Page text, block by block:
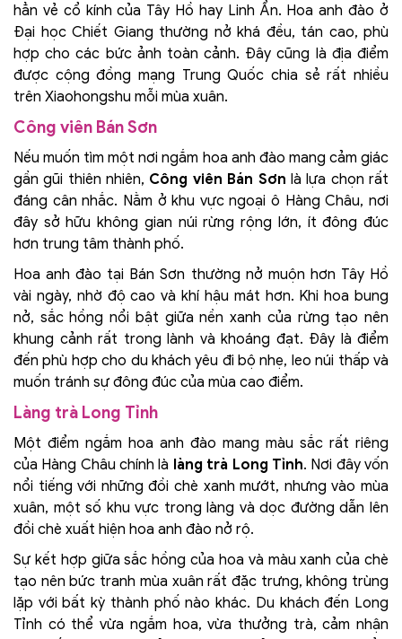
hẳn vẻ cổ kính của Tây Hồ hay Linh Ẩn. Hoa anh đào ở
Đại học Chiết Giang thường nở khá đều, tán cao, phù
hợp cho các bức ảnh toàn cảnh. Đây cũng là địa điểm
được cộng đồng mạng Trung Quốc chia sẻ rất nhiều
trên Xiaohongshu mỗi mùa xuân.
Công viên Bán Sơn
Nếu muốn tìm một nơi ngắm hoa anh đào mang cảm giác
gần gũi thiên nhiên, Công viên Bán Sơn là lựa chọn rất
đáng cân nhắc. Nằm ở khu vực ngoại ô Hàng Châu, nơi
đây sở hữu không gian núi rừng rộng lớn, ít đông đúc
hơn trung tâm thành phố.
Hoa anh đào tại Bán Sơn thường nở muộn hơn Tây Hồ
vài ngày, nhờ độ cao và khí hậu mát hơn. Khi hoa bung
nở, sắc hồng nổi bật giữa nền xanh của rừng tạo nên
khung cảnh rất trong lành và khoáng đạt. Đây là điểm
đến phù hợp cho du khách yêu đi bộ nhẹ, leo núi thấp và
muốn tránh sự đông đúc của mùa cao điểm.
Làng trà Long Tỉnh
Một điểm ngắm hoa anh đào mang màu sắc rất riêng
của Hàng Châu chính là làng trà Long Tỉnh. Nơi đây vốn
nổi tiếng với những đồi chè xanh mướt, nhưng vào mùa
xuân, một số khu vực trong làng và dọc đường dẫn lên
đồi chè xuất hiện hoa anh đào nở rộ.
Sự kết hợp giữa sắc hồng của hoa và màu xanh của chè
tạo nên bức tranh mùa xuân rất đặc trưng, không trùng
lặp với bất kỳ thành phố nào khác. Du khách đến Long
Tỉnh có thể vừa ngắm hoa, vừa thưởng trà, cảm nhận